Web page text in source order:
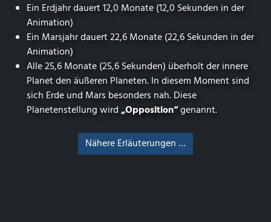
Ein Erdjahr dauert 12,0 Monate (12,0 Sekunden in der
Animation)
Ein Marsjahr dauert 22,6 Monate (22,6 Sekunden in der
Animation)
Alle 25,6 Monate (25,6 Sekunden) überholt der innere
Planet den äußeren Planeten. In diesem Moment sind
sich Erde und Mars besonders nah. Diese
Planetenstellung wird„Opposition“genannt.
Nähere Erläuterungen …